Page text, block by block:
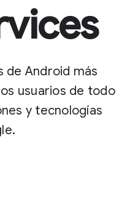
de Android más
usuarios de todo
y tecnologías